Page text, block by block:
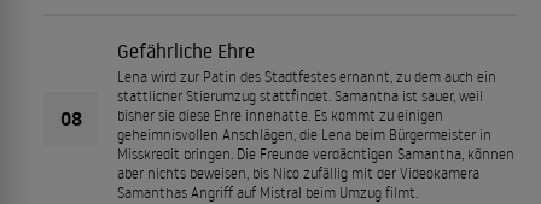
08
Gefährliche Ehre
Lena wird zur Patin des Stadtfestes ernannt, zu dem auch ein
stattlicher Stierumzug stattfindet. Samantha ist sauer, weil
bisher sie diese Ehre innehatte. Es kommt zu einigen
geheimnisvollen Anschlägen, die Lena beim Bürgermeister in
Misskredit bringen. Die Freunde verdächtigen Samantha, können
aber nichts beweisen, bis Nico zufällig mit der Videokamera
Samanthas Angriff auf Mistral beim Umzug filmt.